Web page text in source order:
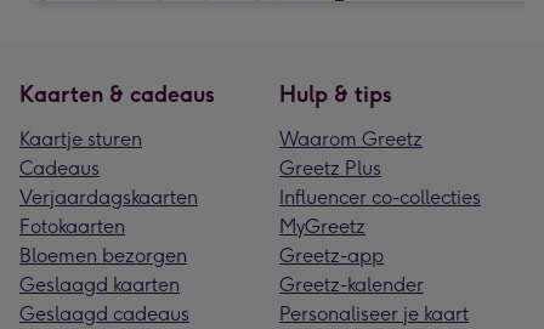
Kaarten & cadeaus
Kaartje sturen
Cadeaus
Verjaardagskaarten
Fotokaarten
Bloemen bezorgen
Geslaagd kaarten
Geslaagd cadeaus
Hulp & tips
Waarom Greetz
Greetz Plus
Influencer co-collecties
MyGreetz
Greetz-app
Greetz-kalender
Personaliseer je kaart